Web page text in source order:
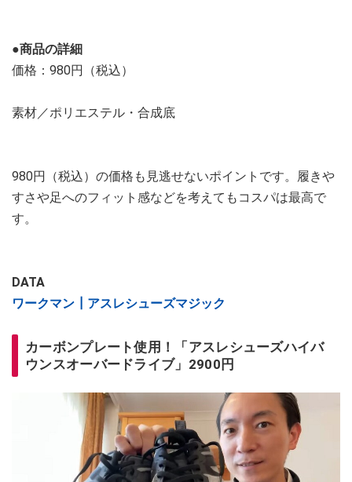
●商品の詳細
価格：980円（税込）
素材／ポリエステル・合成底
980円（税込）の価格も見逃せないポイントです。履きや
すさや足へのフィット感などを考えてもコスパは最高で
す。
DATA
ワークマン┃アスレシューズマジック
カーボンプレート使用！「アスレシューズハイバ
ウンスオーバードライブ」2900円